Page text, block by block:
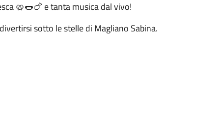
🥨🌭🍗 e tanta musica dal vivo!
sotto le stelle di Magliano Sabina.